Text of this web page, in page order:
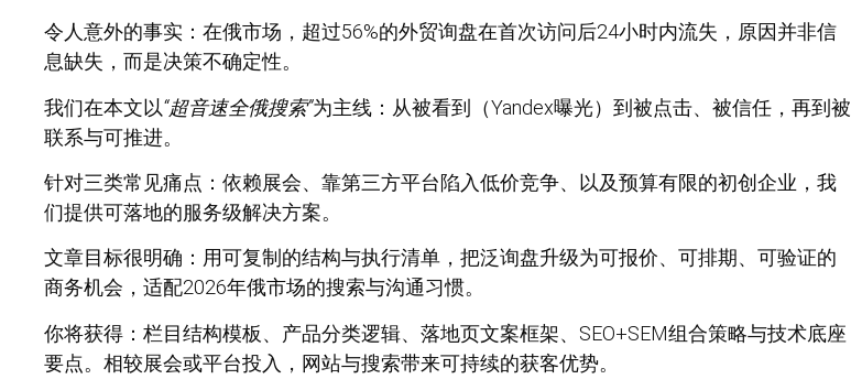
令人意外的事实： 在俄市场，超过56%的外贸询盘在首次访问后24小时内流失，原因并非信
息缺失，而是决策不确定性。
我们在本文以“超音速全俄搜索”为主线：从被看到（Yandex曝光）到被点击、被信任，再到被
联系与可推进。
针对三类常见痛点：依赖展会、靠第三方平台陷入低价竞争、以及预算有限的初创企业，我
们提供可落地的服务级解决方案。
文章目标很明确：用可复制的结构与执行清单，把泛询盘升级为可报价、可排期、可验证的
商务机会，适配2026年俄市场的搜索与沟通习惯。
你将获得：栏目结构模板、产品分类逻辑、落地页文案框架、SEO+SEM组合策略与技术底座
要点。相较展会或平台投入，网站与搜索带来可持续的获客优势。